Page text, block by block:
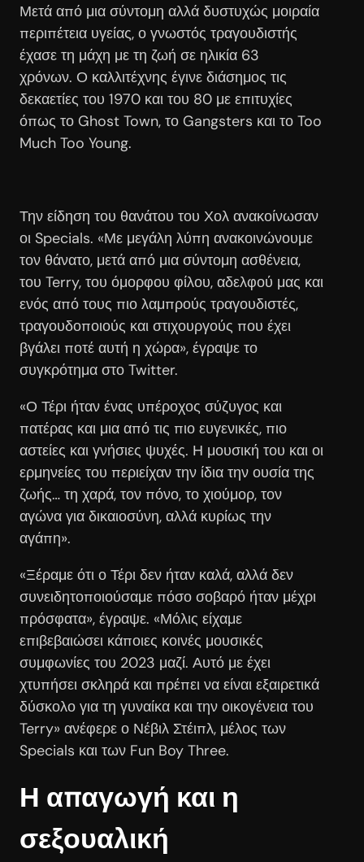
Μετά από μια σύντομη αλλά δυστυχώς μοιραία
περιπέτεια υγείας, ο γνωστός τραγουδιστής
έχασε τη μάχη με τη ζωή σε ηλικία 63
χρόνων. Ο καλλιτέχνης έγινε διάσημος τις
δεκαετίες του 1970 και του 80 με επιτυχίες
όπως το Ghost Town, το Gangsters και το Too
Much Too Young.
Την είδηση του θανάτου του Χολ ανακοίνωσαν
οι Specials. «Με μεγάλη λύπη ανακοινώνουμε
τον θάνατο, μετά από μια σύντομη ασθένεια,
του Terry, του όμορφου φίλου, αδελφού μας και
ενός από τους πιο λαμπρούς τραγουδιστές,
τραγουδοποιούς και στιχουργούς που έχει
βγάλει ποτέ αυτή η χώρα», έγραψε το
συγκρότημα στο Twitter.
«Ο Τέρι ήταν ένας υπέροχος σύζυγος και
πατέρας και μια από τις πιο ευγενικές, πιο
αστείες και γνήσιες ψυχές. Η μουσική του και οι
ερμηνείες του περιείχαν την ίδια την ουσία της
ζωής… τη χαρά, τον πόνο, το χιούμορ, τον
αγώνα για δικαιοσύνη, αλλά κυρίως την
αγάπη».
«Ξέραμε ότι ο Τέρι δεν ήταν καλά, αλλά δεν
συνειδητοποιούσαμε πόσο σοβαρό ήταν μέχρι
πρόσφατα», έγραψε. «Μόλις είχαμε
επιβεβαιώσει κάποιες κοινές μουσικές
συμφωνίες του 2023 μαζί. Αυτό με έχει
χτυπήσει σκληρά και πρέπει να είναι εξαιρετικά
δύσκολο για τη γυναίκα και την οικογένεια του
Terry» ανέφερε ο Νέβιλ Στέιπλ, μέλος των
Specials και των Fun Boy Three.
Η απαγωγή και η
σεξουαλική